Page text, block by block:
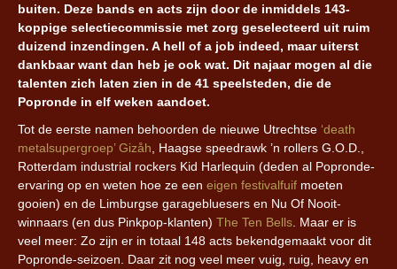
buiten. Deze bands en acts zijn door de inmiddels 143-
koppige selectiecommissie met zorg geselecteerd uit ruim
duizend inzendingen. A hell of a job indeed, maar uiterst
dankbaar want dan heb je ook wat. Dit najaar mogen al die
talenten zich laten zien in de 41 speelsteden, die de
Popronde in elf weken aandoet.
Tot de eerste namen behoorden de nieuwe Utrechtse ‘death
metalsupergroep’ Gizåh , Haagse speedrawk ’n rollers G.O.D.,
Rotterdam industrial rockers Kid Harlequin (deden al Popronde-
ervaring op en weten hoe ze een eigen festivalfuif moeten
gooien) en de Limburgse garagebluesers en Nu Of Nooit-
winnaars (en dus Pinkpop-klanten) The Ten Bells . Maar er is
veel meer: Zo zijn er in totaal 148 acts bekendgemaakt voor dit
Popronde-seizoen. Daar zit nog veel meer vuig, ruig, heavy en